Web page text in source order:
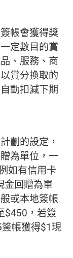
帳會獲得獎
定數目的賞
、服務、商
賞分換取的
動扣減下期
劃的設定，
為單位，一
如有信用卡
金回贈為單
或本地簽帳
$450，若簽
帳獲得$1現